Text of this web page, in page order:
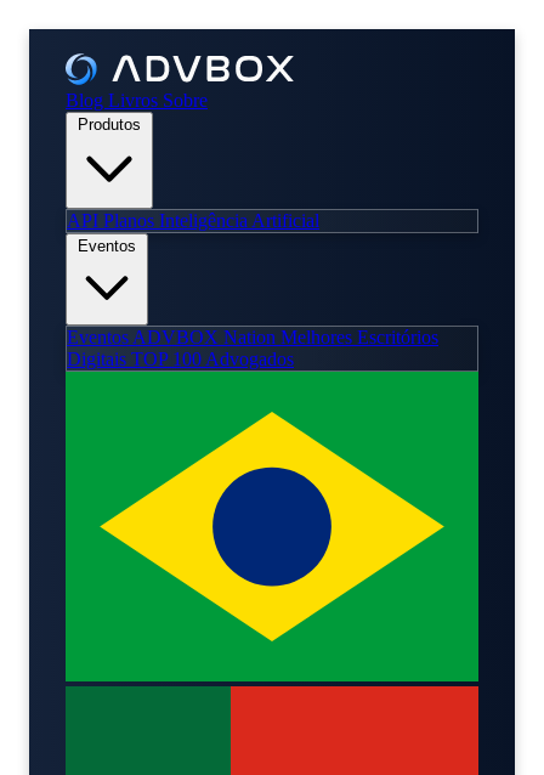
Blog Livros Sobre
Produtos
API Planos Inteligência Artificial
Eventos
Eventos ADVBOX Nation Melhores Escritórios
Digitais TOP 100 Advogados